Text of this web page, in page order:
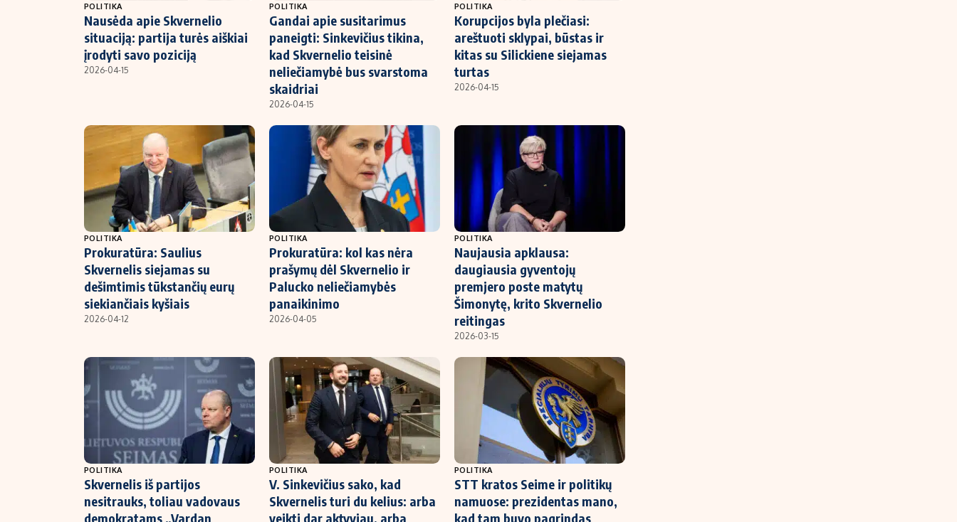
POLITIKA
Nausėda apie Skvernelio
situaciją: partija turės aiškiai
įrodyti savo poziciją
2026-04-15
POLITIKA
Gandai apie susitarimus
paneigti: Sinkevičius tikina,
kad Skvernelio teisinė
neliečiamybė bus svarstoma
skaidriai
2026-04-15
POLITIKA
Korupcijos byla plečiasi:
areštuoti sklypai, būstas ir
kitas su Silickiene siejamas
turtas
2026-04-15
POLITIKA
Prokuratūra: Saulius
Skvernelis siejamas su
dešimtimis tūkstančių eurų
siekiančiais kyšiais
2026-04-12
POLITIKA
Prokuratūra: kol kas nėra
prašymų dėl Skvernelio ir
Palucko neliečiamybės
panaikinimo
2026-04-05
POLITIKA
Naujausia apklausa:
daugiausia gyventojų
premjero poste matytų
Šimonytę, krito Skvernelio
reitingas
2026-03-15
POLITIKA
Skvernelis iš partijos
nesitrauks, toliau vadovaus
demokratams „Vardan
POLITIKA
V. Sinkevičius sako, kad
Skvernelis turi du kelius: arba
veikti dar aktyviau, arba
POLITIKA
STT kratos Seime ir politikų
namuose: prezidentas mano,
kad tam buvo pagrindas